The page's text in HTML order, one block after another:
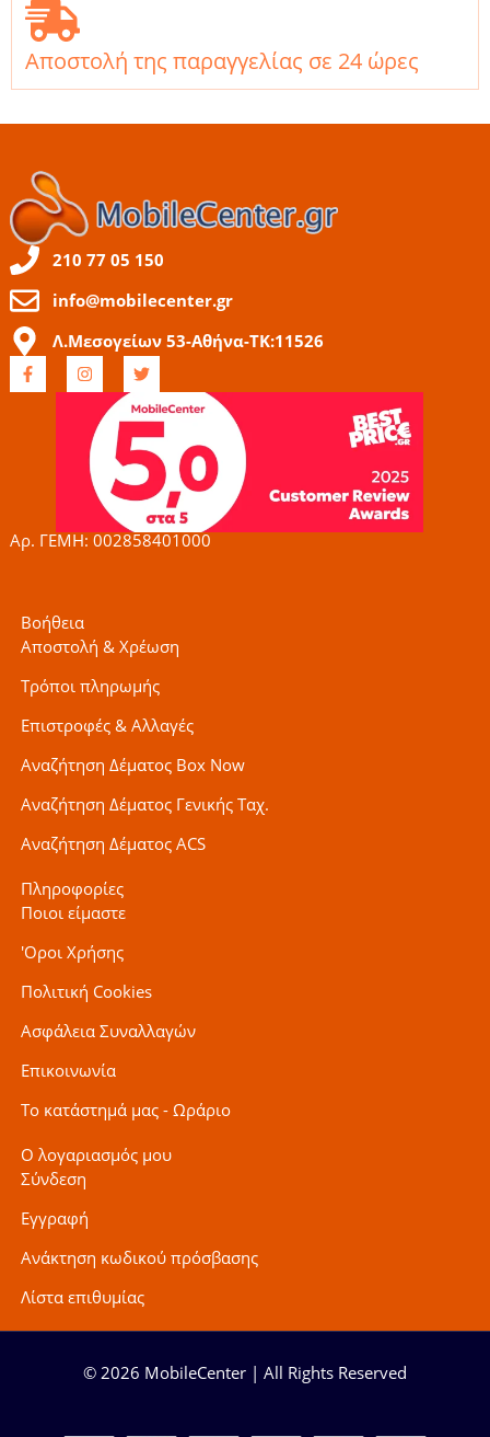
Αποστολή της παραγγελίας σε 24 ώρες
210 77 05 150
info@mobilecenter.gr
Λ.Μεσογείων 53-Αθήνα-ΤΚ:11526
F
a
c
I
n
s
g
r
a
m
T
w
t
t
e
r
Αρ. ΓΕΜΗ: 002858401000
Βοήθεια
Αποστολή & Χρέωση
Τρόποι πληρωμής
Επιστροφές & Αλλαγές
Αναζήτηση Δέματος Box Now
Αναζήτηση Δέματος Γενικής Ταχ.
Αναζήτηση Δέματος ACS
Πληροφορίες
Ποιοι είμαστε
'Οροι Χρήσης
Πολιτική Cookies
Ασφάλεια Συναλλαγών
Επικοινωνία
Το κατάστημά μας - Ωράριο
Ο λογαριασμός μου
Σύνδεση
Εγγραφή
Ανάκτηση κωδικού πρόσβασης
Λίστα επιθυμίας
© 2026 MobileCenter | All Rights Reserved